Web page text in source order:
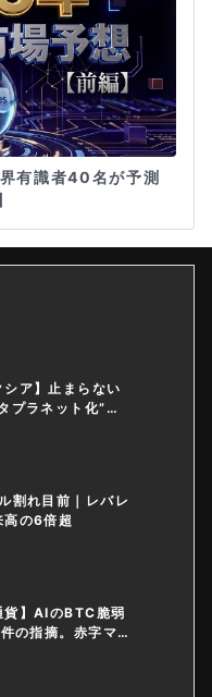
有識者40名が予測
シア】止まらない
プラネット化”の
割れ目前｜レバレ
高の6倍超
貨】AIのBTC脆弱
の指摘。赤字マイ
賭ける